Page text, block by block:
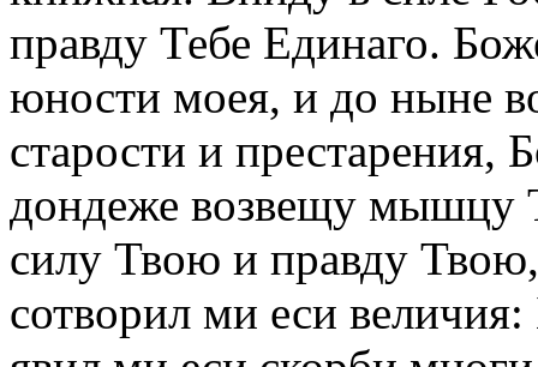
правду Тебе Единаго.
юности моея, и до ныне
старости и престарения,
дондеже возвещу мышцу
силу Твою и правду
сотворил ми еси